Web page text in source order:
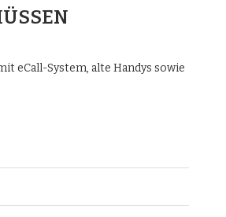
eCall-System, alte Handys sowie